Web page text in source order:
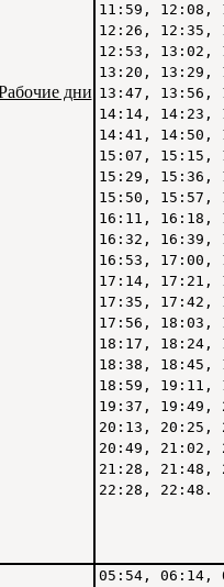
дни
11:59, 12:08,
12:26, 12:35,
12:53, 13:02,
13:20, 13:29,
13:47, 13:56,
14:14, 14:23,
14:41, 14:50,
15:07, 15:15,
15:29, 15:36,
15:50, 15:57,
16:11, 16:18,
16:32, 16:39,
16:53, 17:00,
17:14, 17:21,
17:35, 17:42,
17:56, 18:03,
18:17, 18:24,
18:38, 18:45,
18:59, 19:11,
19:37, 19:49,
20:13, 20:25,
20:49, 21:02,
21:28, 21:48,
22:28, 22:48.
05:54, 06:14,